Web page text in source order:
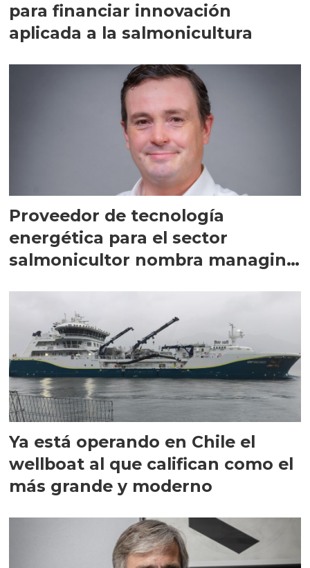
para financiar innovación
aplicada a la salmonicultura
Proveedor de tecnología
energética para el sector
salmonicultor nombra managing
Ya está operando en Chile el
wellboat al que califican como el
más grande y moderno